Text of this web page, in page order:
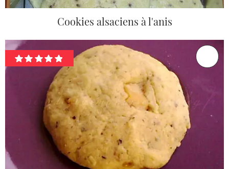
Cookies alsaciens à l'anis